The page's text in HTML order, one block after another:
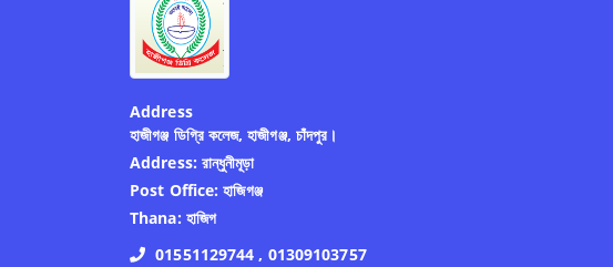
Address
হাজীগঞ্জ ডিগ্রি কলেজ, হাজীগঞ্জ, চাঁদপুর।
Address: রান্ধুনীমূড়া
Post Office: হাজিগঞ্জ
Thana: হাজিগ
01551129744 , 01309103757